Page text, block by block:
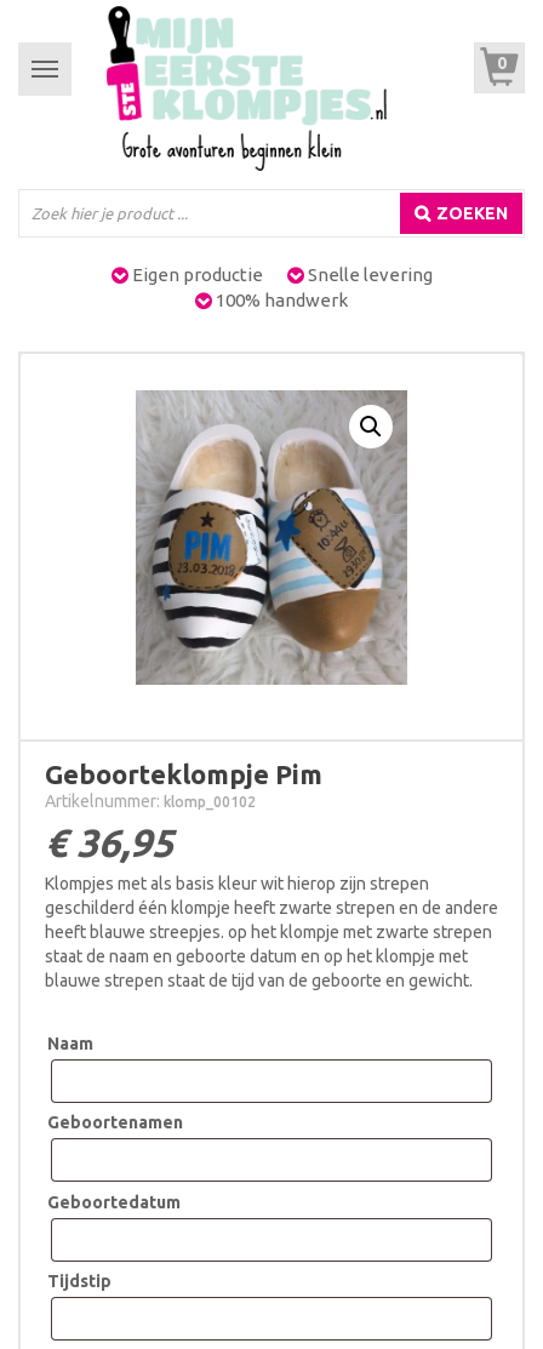
Toggle
navigation
0
ZOEKEN
Eigen productie
Snelle levering
100% handwerk
Geboorteklompje Pim
Artikelnummer: klomp_00102
€36,95
Klompjes met als basis kleur wit hierop zijn strepen
geschilderd één klompje heeft zwarte strepen en de andere
heeft blauwe streepjes. op het klompje met zwarte strepen
staat de naam en geboorte datum en op het klompje met
blauwe strepen staat de tijd van de geboorte en gewicht.
Naam
Geboortenamen
Geboortedatum
Tijdstip